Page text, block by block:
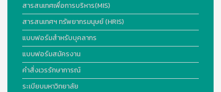
สารสนเทศเพื่อการบริหาร(MIS)
สารสนเทศฯ ทรัพยากรมนุษย์ (HRIS)
แบบฟอร์มสำหรับบุคลากร
แบบฟอร์มสมัครงาน
คำสั่งเวรรักษาการณ์
ระเบียบมหาวิทยาลัย